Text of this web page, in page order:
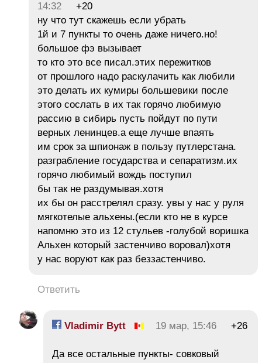
14:32
+20
ну что тут скажешь если убрать
1й и 7 пункты то очень даже ничего.но!
большое фэ вызывает
то кто это все писал.этих пережитков
от прошлого надо раскулачить как любили
это делать их кумиры большевики после
этого сослать в их так горячо любимую
рассию в сибирь пусть пойдут по пути
верных ленинцев.а еще лучше впаять
им срок за шпионаж в пользу путлерстана.
разграбление государства и сепаратизм.их
горячо любимый вождь поступил
бы так не раздумывая.хотя
их бы он расстрелял сразу. увы у нас у руля
мягкотелые альхены.(если кто не в курсе
напомню это из 12 стульев -голубой воришка
Альхен который застенчиво воровал)хотя
у нас воруют как раз беззастенчиво.
Ответить
Vladimir Bytt 19 мар, 15:46 +26
Да все остальные пункты- совковый